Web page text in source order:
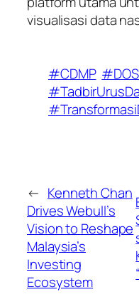
visualisasi data
#CDMP
← Kenneth Chan
Drives Webull’s
Vision to Reshape
Malaysia’s
Investing
Ecosystem